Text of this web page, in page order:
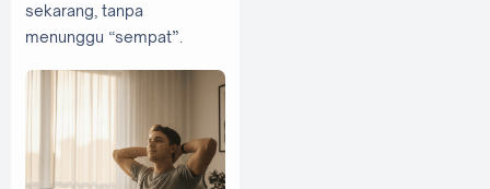
sekarang, tanpa
menunggu “sempat”.